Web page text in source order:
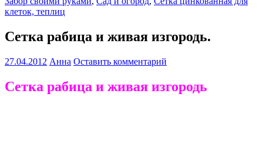
клеток, теплиц
Сетка рабица и живая изгородь.
27.04.2012 Анна Оставить комментарий
Сетка рабица и живая изгородь